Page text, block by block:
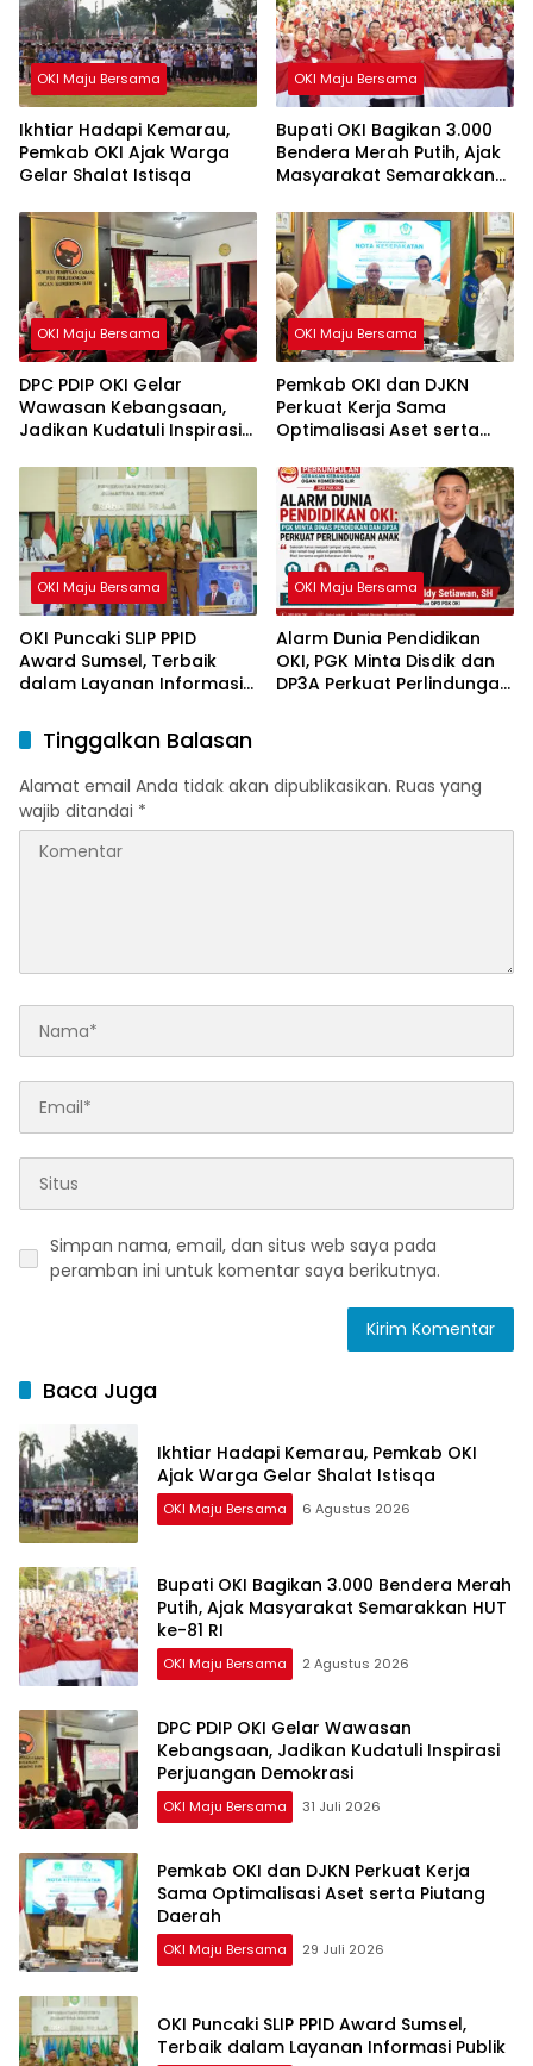
OKI Maju Bersama
Ikhtiar Hadapi Kemarau,
Pemkab OKI Ajak Warga
Gelar Shalat Istisqa
OKI Maju Bersama
Bupati OKI Bagikan 3.000
Bendera Merah Putih, Ajak
Masyarakat Semarakkan
OKI Maju Bersama
DPC PDIP OKI Gelar
Wawasan Kebangsaan,
Jadikan Kudatuli Inspirasi
OKI Maju Bersama
Pemkab OKI dan DJKN
Perkuat Kerja Sama
Optimalisasi Aset serta
OKI Maju Bersama
OKI Puncaki SLIP PPID
Award Sumsel, Terbaik
dalam Layanan Informasi
OKI Maju Bersama
Alarm Dunia Pendidikan
OKI, PGK Minta Disdik dan
DP3A Perkuat Perlindungan
Tinggalkan Balasan
Alamat email Anda tidak akan dipublikasikan. Ruas yang
wajib ditandai *
Simpan nama, email, dan situs web saya pada
peramban ini untuk komentar saya berikutnya.
Baca Juga
Ikhtiar Hadapi Kemarau, Pemkab OKI
Ajak Warga Gelar Shalat Istisqa
OKI Maju Bersama 6 Agustus 2026
Bupati OKI Bagikan 3.000 Bendera Merah
Putih, Ajak Masyarakat Semarakkan HUT
ke-81 RI
OKI Maju Bersama 2 Agustus 2026
DPC PDIP OKI Gelar Wawasan
Kebangsaan, Jadikan Kudatuli Inspirasi
Perjuangan Demokrasi
OKI Maju Bersama 31 Juli 2026
Pemkab OKI dan DJKN Perkuat Kerja
Sama Optimalisasi Aset serta Piutang
Daerah
OKI Maju Bersama 29 Juli 2026
OKI Puncaki SLIP PPID Award Sumsel,
Terbaik dalam Layanan Informasi Publik